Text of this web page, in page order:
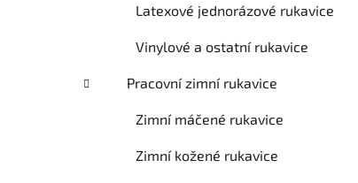
Latexové jednorázové rukavice
Vinylové a ostatní rukavice
Pracovní zimní rukavice
Zimní máčené rukavice
Zimní kožené rukavice